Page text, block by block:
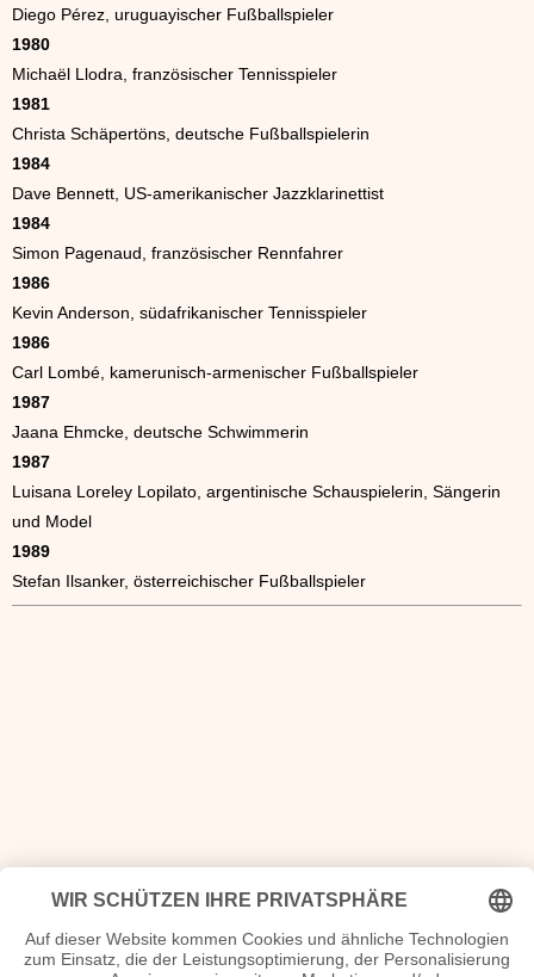
Diego Pérez, uruguayischer Fußballspieler
1980
Michaël Llodra, französischer Tennisspieler
1981
Christa Schäpertöns, deutsche Fußballspielerin
1984
Dave Bennett, US-amerikanischer Jazzklarinettist
1984
Simon Pagenaud, französischer Rennfahrer
1986
Kevin Anderson, südafrikanischer Tennisspieler
1986
Carl Lombé, kamerunisch-armenischer Fußballspieler
1987
Jaana Ehmcke, deutsche Schwimmerin
1987
Luisana Loreley Lopilato, argentinische Schauspielerin, Sängerin
und Model
1989
Stefan Ilsanker, österreichischer Fußballspieler